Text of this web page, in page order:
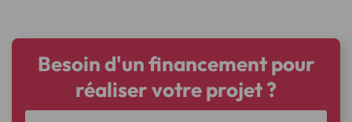
Besoin d'un financement pour
réaliser votre projet ?